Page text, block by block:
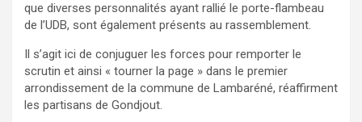
que diverses personnalités ayant rallié le porte-flambeau
de l’UDB, sont également présents au rassemblement.
Il s’agit ici de conjuguer les forces pour remporter le
scrutin et ainsi « tourner la page » dans le premier
arrondissement de la commune de Lambaréné, réaffirment
les partisans de Gondjout.